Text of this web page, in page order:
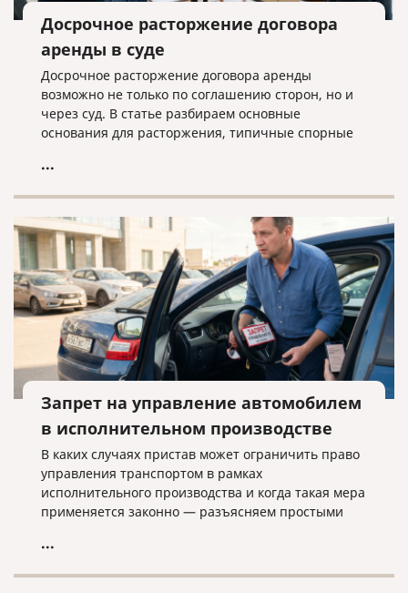
Досрочное расторжение договора
аренды в суде
Досрочное расторжение договора аренды
возможно не только по соглашению сторон, но и
через суд. В статье разбираем основные
основания для расторжения, типичные спорные
нужно проверять заранее.
...
Запрет на управление автомобилем
в исполнительном производстве
В каких случаях пристав может ограничить право
управления транспортом в рамках
исполнительного производства и когда такая мера
применяется законно — разъясняем простыми
...